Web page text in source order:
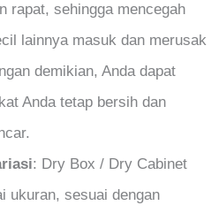
rapat, sehingga mencegah
lainnya masuk dan merusak
demikian, Anda dapat
Anda tetap bersih dan
: Dry Box / Dry Cabinet
ukuran, sesuai dengan